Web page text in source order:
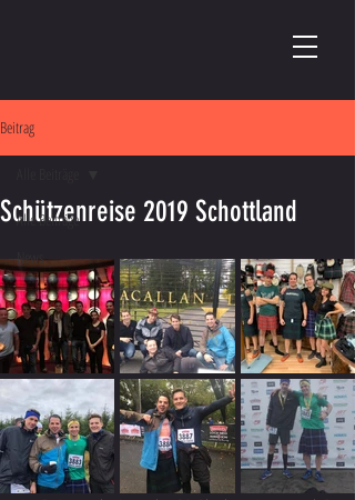
Beitrag
Alle Beiträge
News
Schützenreise 2019 Schottland